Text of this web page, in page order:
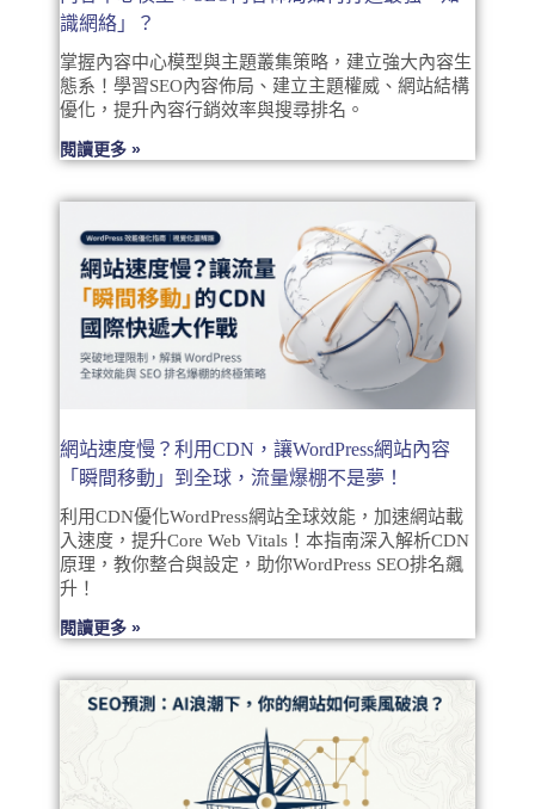
識網絡」？
掌握內容中心模型與主題叢集策略，建立強大內容生
態系！學習SEO內容佈局、建立主題權威、網站結構
優化，提升內容行銷效率與搜尋排名。
閱讀更多 »
網站速度慢？利用CDN，讓WordPress網站內容
「瞬間移動」到全球，流量爆棚不是夢！
利用CDN優化WordPress網站全球效能，加速網站載
入速度，提升Core Web Vitals！本指南深入解析CDN
原理，教你整合與設定，助你WordPress SEO排名飆
升！
閱讀更多 »